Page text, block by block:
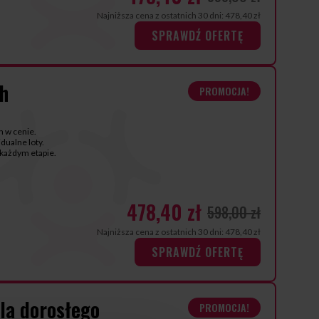
Najniższa cena z ostatnich 30 dni: 478,40 zł
SPRAWDŹ OFERTĘ
PROMOCJA!
w cenie.
loty.
etapie.
478,40 zł 598,00 zł
Najniższa cena z ostatnich 30 dni: 478,40 zł
SPRAWDŹ OFERTĘ
PROMOCJA!
dorosłego